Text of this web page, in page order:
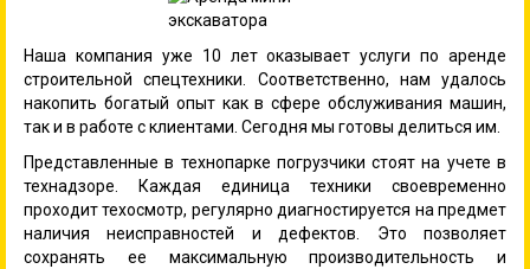
Наша компания уже 10 лет оказывает услуги по аренде
строительной спецтехники. Соответственно, нам удалось
накопить богатый опыт как в сфере обслуживания машин,
так и в работе с клиентами. Сегодня мы готовы делиться им.
Представленные в технопарке погрузчики стоят на учете в
технадзоре. Каждая единица техники своевременно
проходит техосмотр, регулярно диагностируется на предмет
наличия неисправностей и дефектов. Это позволяет
сохранять ее максимальную производительность и